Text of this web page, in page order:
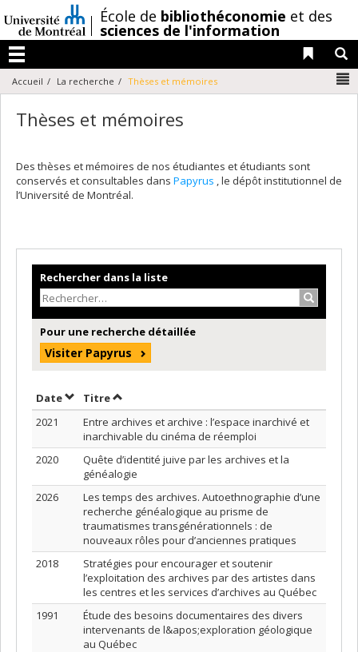
au
contenu
/École de bibliothéconomie et des
sciences de l'information
Menu
Liens
Accueil La recherche Thèses et mémoires
Thèses et mémoires
Des thèses et mémoires de nos étudiantes et étudiants sont
conservés et consultables dans Papyrus , le dépôt institutionnel de
l’Université de Montréal.
Rechercher dans la liste
Pour une recherche détaillée
Visiter Papyrus
DateTrier par date en ordre décroissant
TitreTrier par titre en ordre décroissant
2021
Entre archives et archive : l’espace inarchivé et
inarchivable du cinéma de réemploi
2020
Quête d’identité juive par les archives et la
généalogie
2026
Les temps des archives. Autoethnographie d’une
recherche généalogique au prisme de
traumatismes transgénérationnels : de
nouveaux rôles pour d’anciennes pratiques
2018
Stratégies pour encourager et soutenir
l’exploitation des archives par des artistes dans
les centres et les services d’archives au Québec
1991
Étude des besoins documentaires des divers
intervenants de l&apos;exploration géologique
au Québec